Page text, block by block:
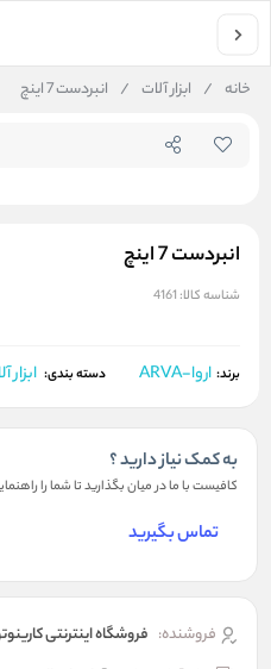
خانه / ابزار آلات / انبردست 7 اینچ
انبردست 7 اینچ
شناسه کالا: 4161
برند: اروا-ARVA دسته بندی: ابزار
به کمک نیاز دارید ؟
کافیست با ما در میان بگذارید تا شما را
تماس بگیرید
فروشنده: فروشگاه اینترنتی